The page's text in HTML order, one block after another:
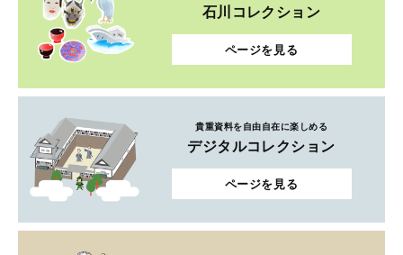
石川コレクション
ページを見る
貴重資料を自由自在に楽しめる
デジタルコレクション
ページを見る